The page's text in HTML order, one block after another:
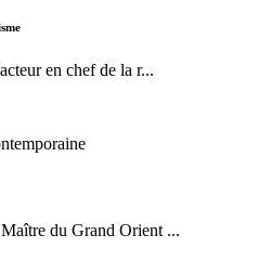
en chef de la r...
du Grand Orient ...